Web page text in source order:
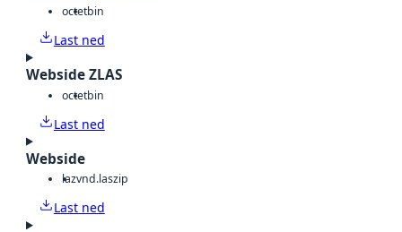
octetbin
Last ned
Webside ZLAS
octetbin
Last ned
Webside
lazvnd.laszip
Last ned